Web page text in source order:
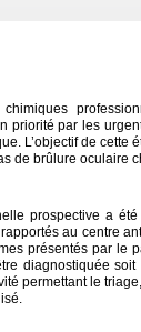
priorité par les
L’objectif de cette
de brûlure oculaire
prospective a
au centre
présentés par le
diagnostiquée
permettant le